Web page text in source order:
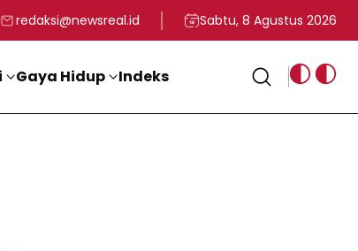
Kemerdekaan RI
Apresiasi Kepemimpinan Presiden Prabowo yang
Staf Khusus Menag RI
redaksi@newsreal.id Sabtu, 8 Agustus 2026
Gaya Hidup Indeks